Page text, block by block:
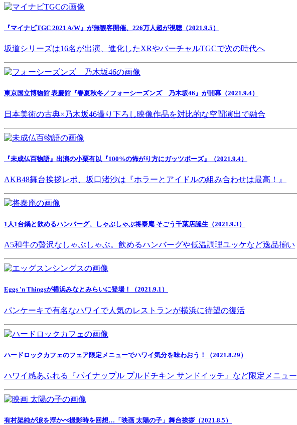
『マイナビTGC 2021 A/W』が無観客開催、226万人超が視聴（2021.9.5）
坂道シリーズは16名が出演、進化したXRやバーチャルTGCで次の時代へ
東京国立博物館 表慶館『春夏秋冬／フォーシーズンズ 乃木坂46』が開幕（2021.9.4）
日本美術の古典×乃木坂46撮り下ろし映像作品を対比的な空間演出で融合
『未成仏百物語』出演の小栗有以『100%の怖がり方にガッツポーズ』（2021.9.4）
AKB48舞台挨拶レポ、坂口渚沙は『ホラーとアイドルの組み合わせは最高！』
1人1台鍋と飲めるハンバーグ、しゃぶしゃぶ将泰庵 そごう千葉店誕生（2021.9.3）
A5和牛の贅沢なしゃぶしゃぶ。飲めるハンバーグや低温調理ユッケなど逸品揃い
Eggs 'n Thingsが横浜みなとみらいに登場！（2021.9.1）
パンケーキで有名なハワイで人気のレストランが横浜に待望の復活
ハードロックカフェのフェア限定メニューでハワイ気分を味わおう！（2021.8.29）
ハワイ感あふれる『パイナップル プルドチキン サンドイッチ』など限定メニュー
有村架純が涙を浮かべ撮影時を回想…「映画 太陽の子」舞台挨拶（2021.8.5）